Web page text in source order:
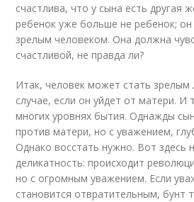
счастлива, что у сына есть другая
ребенок уже больше не ребенок;
зрелым человеком. Она должна
счастливой, не правда ли?
Итак, человек может стать
случае, если он уйдет от матери. И
многих уровнях бытия. Однажды
против матери, но с уважением,
Однако восстать нужно. Вот здесь
деликатность: происходит
но с огромным уважением. Если
становится отвратительным, бунт